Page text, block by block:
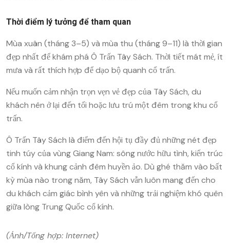
Thời điểm lý tưởng để tham quan
Mùa xuân (tháng 3–5) và mùa thu (tháng 9–11) là thời gian
đẹp nhất để khám phá Ô Trấn Tây Sách. Thời tiết mát mẻ, ít
mưa và rất thích hợp để dạo bộ quanh cổ trấn.
Nếu muốn cảm nhận trọn vẹn vẻ đẹp của Tây Sách, du
khách nên ở lại đến tối hoặc lưu trú một đêm trong khu cổ
trấn.
Ô Trấn Tây Sách là điểm đến hội tụ đầy đủ những nét đẹp
tinh túy của vùng Giang Nam: sông nước hữu tình, kiến trúc
cổ kính và khung cảnh đêm huyền ảo. Dù ghé thăm vào bất
kỳ mùa nào trong năm, Tây Sách vẫn luôn mang đến cho
du khách cảm giác bình yên và những trải nghiệm khó quên
giữa lòng Trung Quốc cổ kính.
(Ảnh/Tổng hợp: Internet)